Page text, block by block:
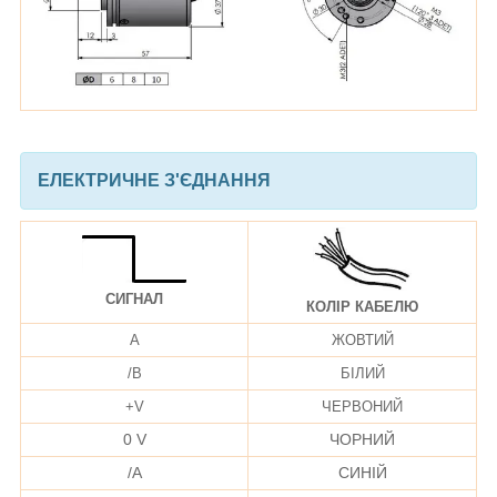
ЕЛЕКТРИЧНЕ З'ЄДНАННЯ
СИГНАЛ КОЛІР КАБЕЛЮ
A
ЖОВТИЙ
/B
БІЛИЙ
+V
ЧЕРВОНИЙ
0 V
ЧОРНИЙ
/A
СИНІЙ